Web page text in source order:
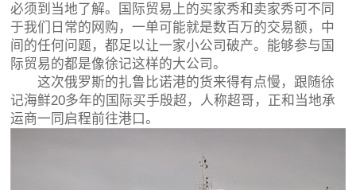
必须到当地了解。国际贸易上的买家秀和卖家秀可不同
于我们日常的网购，一单可能就是数百万的交易额，中
间的任何问题，都足以让一家小公司破产。能够参与国
际贸易的都是像徐记这样的大公司。
这次俄罗斯的扎鲁比诺港的货来得有点慢，跟随徐
记海鲜20多年的国际买手殷超，人称超哥，正和当地承
运商一同启程前往港口。